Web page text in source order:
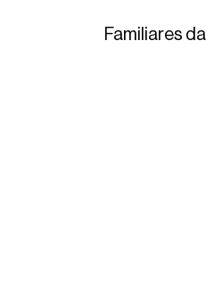
Familiares